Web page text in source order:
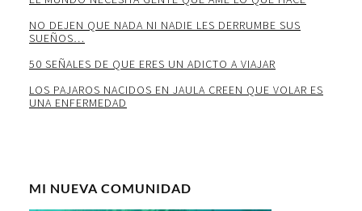
NO DEJEN QUE NADA NI NADIE LES DERRUMBE SUS
SUEÑOS…
50 SEÑALES DE QUE ERES UN ADICTO A VIAJAR
LOS PAJAROS NACIDOS EN JAULA CREEN QUE VOLAR ES
UNA ENFERMEDAD
MI NUEVA COMUNIDAD